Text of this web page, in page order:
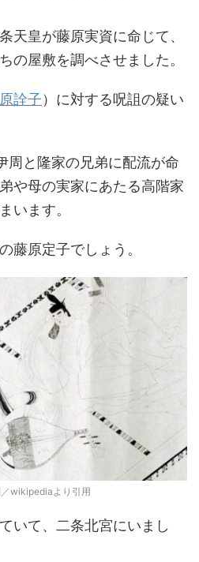
天皇が藤原実資に命じて、
の屋敷を調べさせました。
詮子）に対する呪詛の疑い
周と隆家の兄弟に配流が命
や母の実家にあたる高階家
います。
藤原定子でしょう。
wikipediaより引用
いて、二条北宮にいまし